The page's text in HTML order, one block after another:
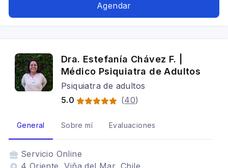
Agendar
Dra. Estefanía Chávez F. |
Médico Psiquiatra de Adultos
Psiquiatra de adultos
5.0
(40)
General Sobre mí Evaluaciones
Servicio Online
4 Oriente, Viña del Mar, Chile